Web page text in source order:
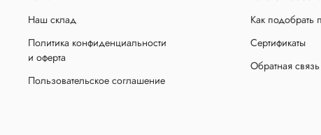
Наш склад
Политика конфиденциальности
и оферта
Пользовательское соглашение
Как подобрать
Сертификаты
Обратная связь